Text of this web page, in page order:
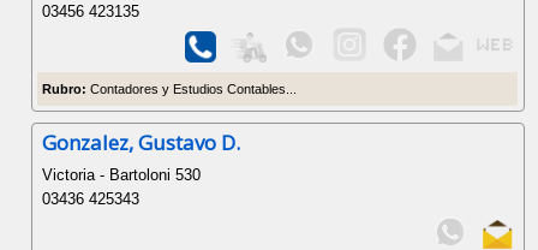
03456 423135
Rubro: Contadores y Estudios Contables...
Gonzalez, Gustavo D.
Victoria - Bartoloni 530
03436 425343